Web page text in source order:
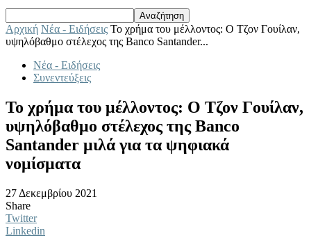
Αρχική Νέα - Ειδήσεις Το χρήμα του μέλλοντος: Ο Τζον Γουίλαν,
υψηλόβαθμο στέλεχος της Banco Santander...
Νέα - Ειδήσεις
Συνεντεύξεις
Το χρήμα του μέλλοντος: Ο Τζον Γουίλαν,
υψηλόβαθμο στέλεχος της Banco
Santander μιλά για τα ψηφιακά
νομίσματα
27 Δεκεμβρίου 2021
Share
Twitter
Linkedin